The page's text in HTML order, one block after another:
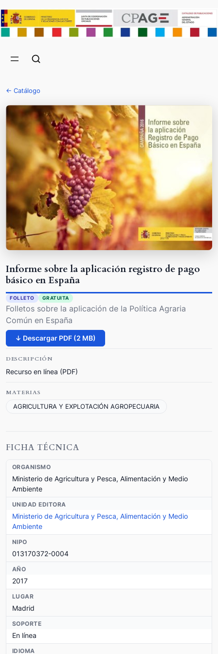
← Catálogo
Informe sobre la aplicación registro de pago
básico en España
FOLLETO GRATUITA
Folletos sobre la aplicación de la Política Agraria
Común en España
↓ Descargar PDF (2 MB)
DESCRIPCIÓN
Recurso en línea (PDF)
MATERIAS
AGRICULTURA Y EXPLOTACIÓN AGROPECUARIA
FICHA TÉCNICA
ORGANISMO
Ministerio de Agricultura y Pesca, Alimentación y Medio
Ambiente
UNIDAD EDITORA
Ministerio de Agricultura y Pesca, Alimentación y Medio
Ambiente
NIPO
013170372-0004
AÑO
2017
LUGAR
Madrid
SOPORTE
En línea
IDIOMA